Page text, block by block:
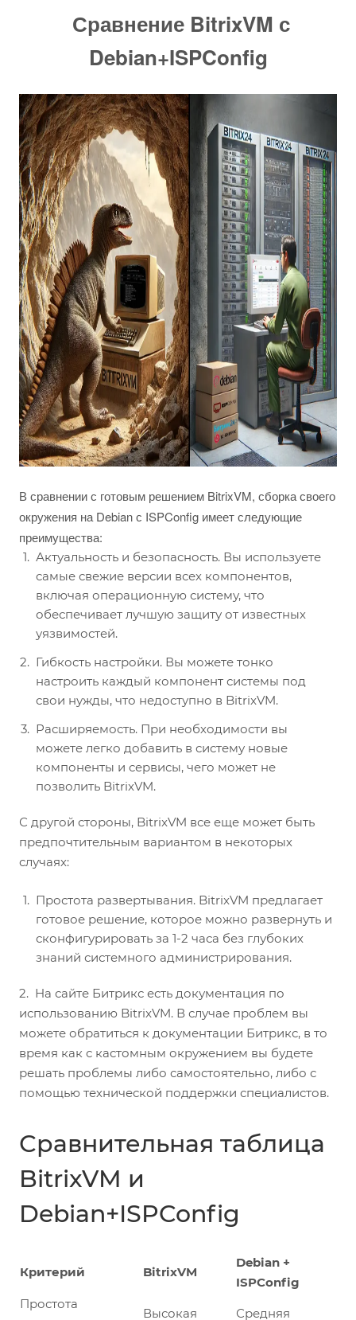
Сравнение BitrixVM с
Debian+ISPConfig
В сравнении с готовым решением BitrixVM, сборка своего
окружения на Debian с ISPConfig имеет следующие
преимущества:
Актуальность и безопасность. Вы используете
самые свежие версии всех компонентов,
включая операционную систему, что
обеспечивает лучшую защиту от известных
уязвимостей.
Гибкость настройки. Вы можете тонко
настроить каждый компонент системы под
свои нужды, что недоступно в BitrixVM.
Расширяемость. При необходимости вы
можете легко добавить в систему новые
компоненты и сервисы, чего может не
позволить BitrixVM.
С другой стороны, BitrixVM все еще может быть
предпочтительным вариантом в некоторых
случаях:
Простота развертывания. BitrixVM предлагает
готовое решение, которое можно развернуть и
сконфигурировать за 1-2 часа без глубоких
знаний системного администрирования.
2. На сайте Битрикс есть документация по
использованию BitrixVM. В случае проблем вы
можете обратиться к документации Битрикс, в то
время как с кастомным окружением вы будете
решать проблемы либо самостоятельно, либо с
помощью технической поддержки специалистов.
Сравнительная таблица
BitrixVM и
Debian+ISPConfig
Критерий BitrixVM
Debian +
ISPConfig
Простота
Высокая Средняя